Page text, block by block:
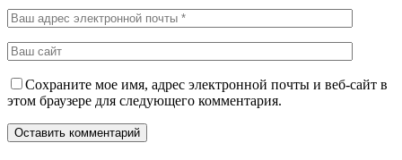
Сохраните мое имя, адрес электронной почты и веб-сайт в
этом браузере для следующего комментария.